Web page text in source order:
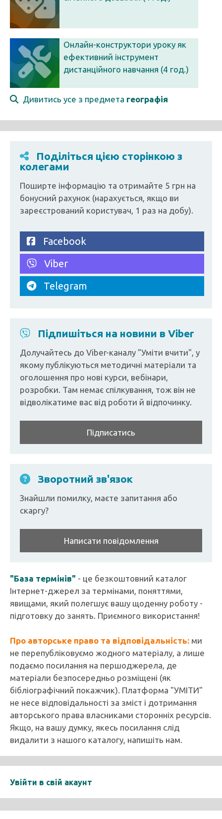
Онлайн-конструктори уроку як
ефективний інструмент
дистанційного навчання (4 год.)
Дивитись усе з предмета географія
Поділіться цією сторінкою з
колегами
Поширте інформацію та отримайте 5 грн на
бонусний рахунок (нарахується, якщо ви
зареєстрований користувач, 1 раз на добу).
Facebook
Viber
Telegram
Підпишіться на новини в Viber
Долучайтесь до Viber-каналу "Уміти вчити", у
якому публікуються методичні матеріали та
оголошення про нові курси, вебінари,
розробки. Там немає спілкування, тож він не
відволікатиме вас від роботи й відпочинку.
Підписатись
Зворотний зв'язок
Знайшли помилку, маєте запитання або
скаргу?
Написати повідомлення
"База термінів" - це безкоштовний каталог
Інтернет-джерел за термінами, поняттями,
явищами, який полегшує вашу щоденну роботу -
підготовку до занять. Приємного використання!
Про авторське право та відповідальність: ми
не перепубліковуємо жодного матеріалу, а лише
подаємо посилання на першоджерела, де
матеріали безпосередньо розміщені (як
бібліографічний покажчик). Платформа "УМІТИ"
не несе відповідальності за зміст і дотримання
авторського права власниками сторонніх ресурсів.
Якщо, на вашу думку, якесь посилання слід
видалити з нашого каталогу, напишіть нам.
Увійти в свій акаунт